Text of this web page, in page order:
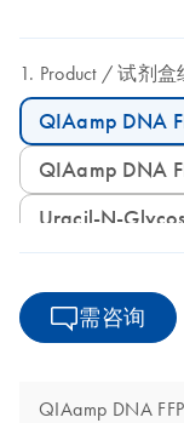
Product 试剂盒
QIAamp DNA
QIAamp DNA
Uracil-N-
需咨询
QIAamp DNA